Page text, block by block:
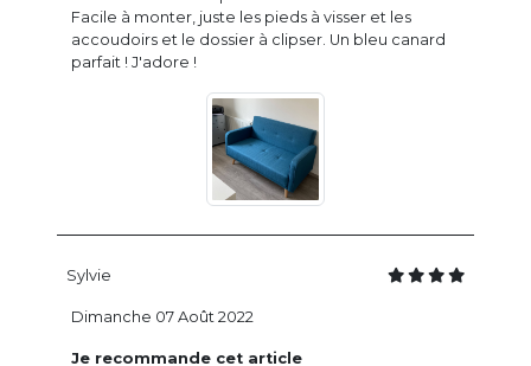
Facile à monter, juste les pieds à visser et les
accoudoirs et le dossier à clipser. Un bleu canard
parfait ! J'adore !
Sylvie
Je recommande cet article
Dimanche 07 Août 2022